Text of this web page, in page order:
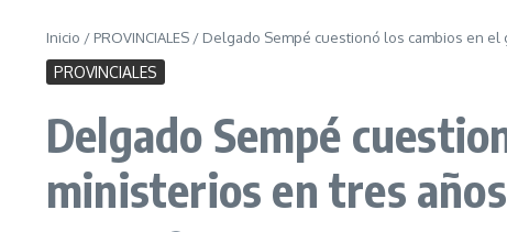
Inicio / PROVINCIALES / Delgado Sempé cuestionó los cambios en
PROVINCIALES
Delgado Sempé
ministerios en tres